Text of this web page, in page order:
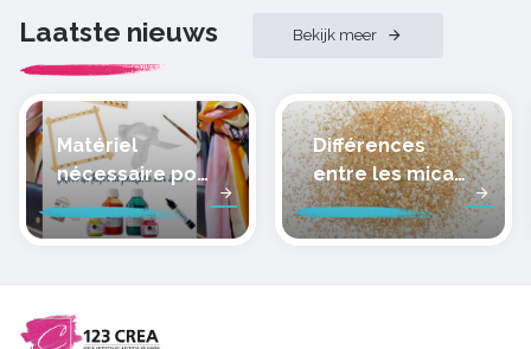
Laatste nieuws Bekijk meer
Matériel
nécessaire pour
peindre la soie
Différences
entre les micas
des pâtes
polymères